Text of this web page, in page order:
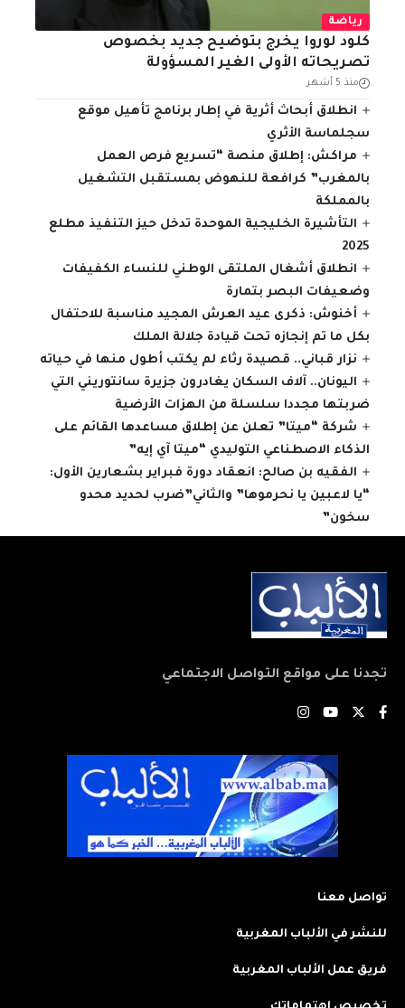
رياضة
كلود لوروا يخرج بتوضيح جديد بخصوص
تصريحاته الأولى الغير المسؤولة
منذ 5 أشهر
انطلاق أبحاث أثرية في إطار برنامج تأهيل موقع
سجلماسة الأثري
مراكش: إطلاق منصة “تسريع فرص العمل
بالمغرب” كرافعة للنهوض بمستقبل التشغيل
بالمملكة
التأشيرة الخليجية الموحدة تدخل حيز التنفيذ مطلع
2025
انطلاق أشغال الملتقى الوطني للنساء الكفيفات
وضعيفات البصر بتمارة
أخنوش: ذكرى عيد العرش المجيد مناسبة للاحتفال
بكل ما تم إنجازه تحت قيادة جلالة الملك
نزار قباني.. قصيدة رثاء لم يكتب أطول منها في حياته
اليونان.. آلاف السكان يغادرون جزيرة سانتوريني التي
ضربتها مجددا سلسلة من الهزات الأرضية
شركة “ميتا” تعلن عن إطلاق مساعدها القائم على
الذكاء الاصطناعي التوليدي “ميتا آي إيه”
الفقيه بن صالح: انعقاد دورة فبراير بشعارين الأول:
“يا لاعبين يا نحرموها” والثاني”ضرب لحديد محدو
سخون”
تجدنا على مواقع التواصل الاجتماعي
تواصل معنا
للنشر في الألباب المغربية
فريق عمل الألباب المغربية